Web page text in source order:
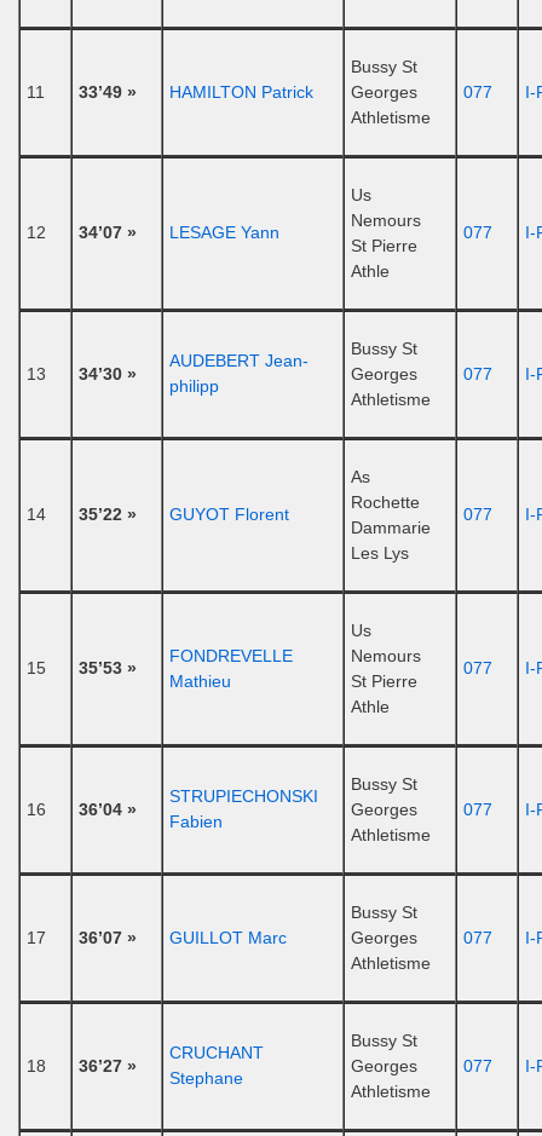
11 33’49 » HAMILTON Patrick
Bussy St
Georges
Athletisme
077 I-
12 34’07 » LESAGE Yann
Us
Nemours
St Pierre
Athle
077 I-
13 34’30 »
AUDEBERT Jean-
philipp
Bussy St
Georges
Athletisme
077 I-
14 35’22 » GUYOT Florent
As
Rochette
Dammarie
Les Lys
077 I-
15 35’53 »
FONDREVELLE
Mathieu
Us
Nemours
St Pierre
Athle
077 I-
16 36’04 »
STRUPIECHONSKI
Fabien
Bussy St
Georges
Athletisme
077 I-
17 36’07 » GUILLOT Marc
Bussy St
Georges
Athletisme
077 I-
18 36’27 »
CRUCHANT
Stephane
Bussy St
Georges
Athletisme
077 I-